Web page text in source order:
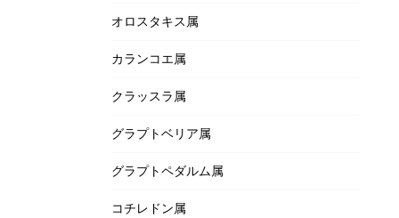
オロスタキス属
カランコエ属
クラッスラ属
グラプトベリア属
グラプトペダルム属
コチレドン属